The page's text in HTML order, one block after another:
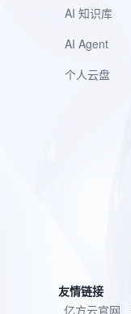
AI 知识库
AI Agent
个人云盘
友情链接
亿方云官网